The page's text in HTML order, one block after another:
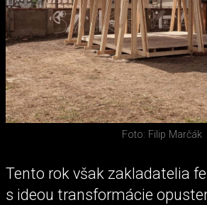
Foto: Filip Marčák
Tento rok však zakladatelia
s ideou transformácie